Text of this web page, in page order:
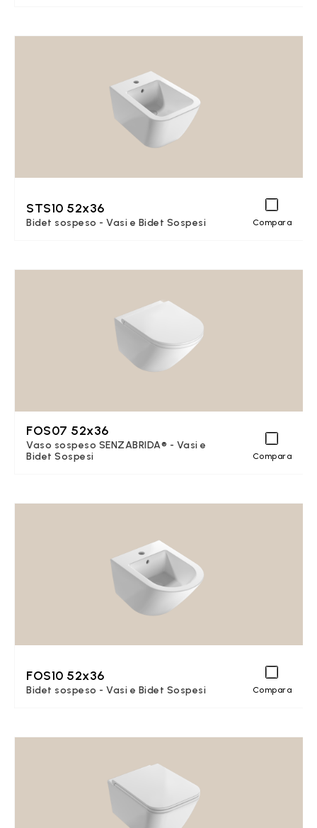
STS10 52x36
Bidet sospeso - Vasi e Bidet Sospesi Compara
FOS07 52x36
Vaso sospeso SENZABRIDA® - Vasi e
Bidet Sospesi
Compara
FOS10 52x36
Bidet sospeso - Vasi e Bidet Sospesi Compara